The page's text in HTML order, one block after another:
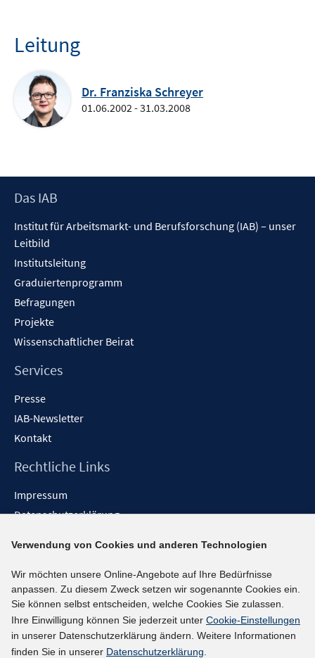
Leitung
Dr. Franziska Schreyer
01.06.2002 - 31.03.2008
Footer
Das IAB
Institut für Arbeitsmarkt- und Berufsforschung (IAB) – unser
Leitbild
Institutsleitung
Graduiertenprogramm
Befragungen
Projekte
Wissenschaftlicher Beirat
Services
Presse
IAB-Newsletter
Kontakt
Rechtliche Links
Impressum
Datenschutzerklärung
Barrieren melden
Social-Media-Kanäle
BlueSky
YouTube
LinkedIn
Verwendung von Cookies und anderen Technologien
Wir möchten unsere Online-Angebote auf Ihre Bedürfnisse
anpassen. Zu diesem Zweck setzen wir sogenannte Cookies ein.
Sie können selbst entscheiden, welche Cookies Sie zulassen.
Ihre Einwilligung können Sie jederzeit unter Cookie-Einstellungen
in unserer Datenschutzerklärung ändern. Weitere Informationen
finden Sie in unserer Datenschutzerklärung.